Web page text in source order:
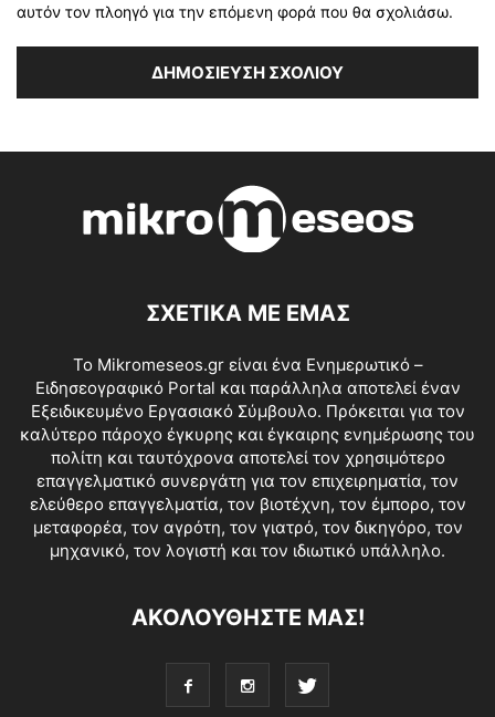
αυτόν τον πλοηγό για την επόμενη φορά που θα σχολιάσω.
ΣΧΕΤΙΚΑ ΜΕ ΕΜΑΣ
Το Mikromeseos.gr είναι ένα Ενημερωτικό –
Ειδησεογραφικό Portal και παράλληλα αποτελεί έναν
Εξειδικευμένο Εργασιακό Σύμβουλο. Πρόκειται για τον
καλύτερο πάροχο έγκυρης και έγκαιρης ενημέρωσης του
πολίτη και ταυτόχρονα αποτελεί τον χρησιμότερο
επαγγελματικό συνεργάτη για τον επιχειρηματία, τον
ελεύθερο επαγγελματία, τον βιοτέχνη, τον έμπορο, τον
μεταφορέα, τον αγρότη, τον γιατρό, τον δικηγόρο, τον
μηχανικό, τον λογιστή και τον ιδιωτικό υπάλληλο.
ΑΚΟΛΟΥΘΗΣΤΕ ΜΑΣ!